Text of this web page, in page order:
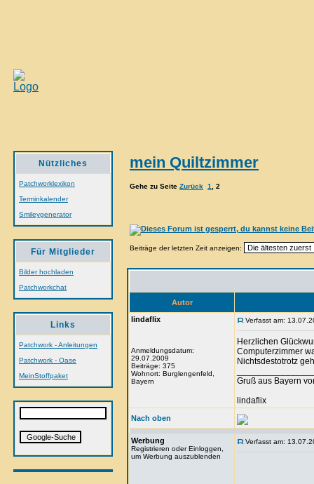
Nützliches
Patchworklexikon
Terminkalender
Smileygenerator
Für Mitglieder
Bilder hochladen
Patchworkchat
Links
Patchwork - Anleitungen
Patchwork - Oase
MeinStoffpaket
mein Quiltzimmer
Gehe zu Seite Zurück 1 2
Beiträge der letzten Zeit anzeigen:
Autor
lindaflix
Anmeldungsdatum:
29.07.2009
Beiträge: 375
Wohnort: Burglengenfeld,
Bayern
Verfasst am:
Herzlichen
Computerzimmer
Nichtsdestotrotz
Gruß aus Bayern
lindaflix
Nach oben
Werbung
Registrieren oder Einloggen,
um Werbung auszublenden
Verfasst am: